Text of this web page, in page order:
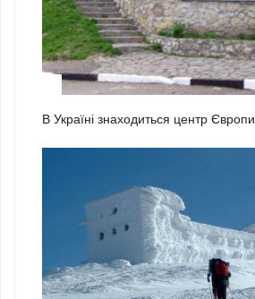
В Україні знаходиться центр Європи